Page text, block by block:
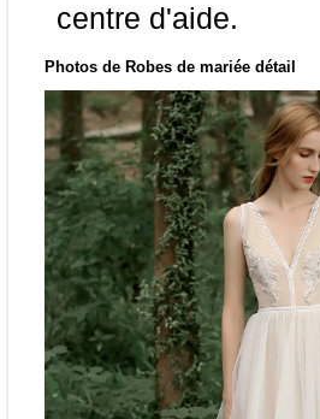
centre d'aide.
Photos de Robes de mariée détail